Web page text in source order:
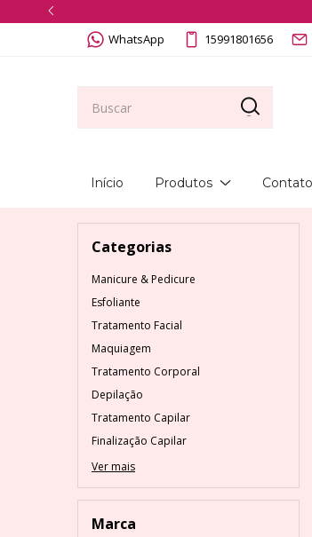
WhatsApp 15991801656
Início Produtos Contato
Categorias
Manicure & Pedicure
Esfoliante
Tratamento Facial
Maquiagem
Tratamento Corporal
Depilação
Tratamento Capilar
Finalização Capilar
Ver mais
Marca